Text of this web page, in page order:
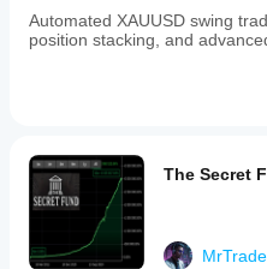
Automated XAUUSD swing
position stacking, and
The Secret